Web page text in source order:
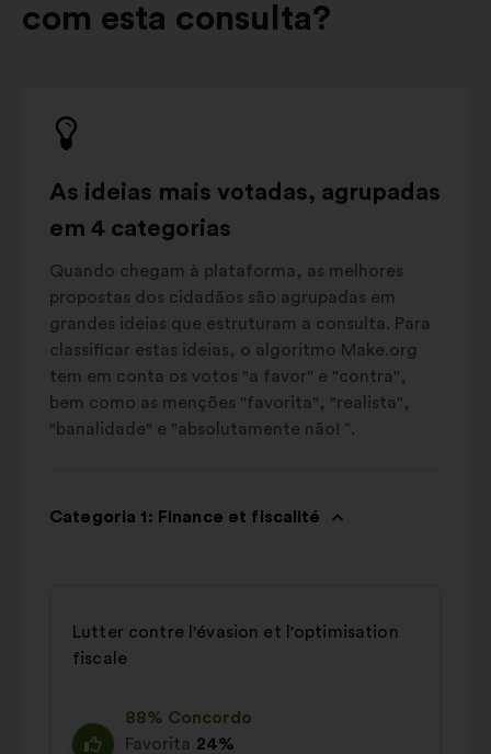
com esta consulta?
As ideias mais votadas, agrupadas
em 4 categorias
Quando chegam à plataforma, as melhores
propostas dos cidadãos são agrupadas em
grandes ideias que estruturam a consulta. Para
classificar estas ideias, o algoritmo Make.org
tem em conta os votos "a favor" e "contra",
bem como as menções "favorita", "realista",
"banalidade" e "absolutamente não! “.
Categoria 1: Finance et fiscalité
Lutter contre l'évasion et l'optimisation
fiscale
88% Concordo
Favorita 24%